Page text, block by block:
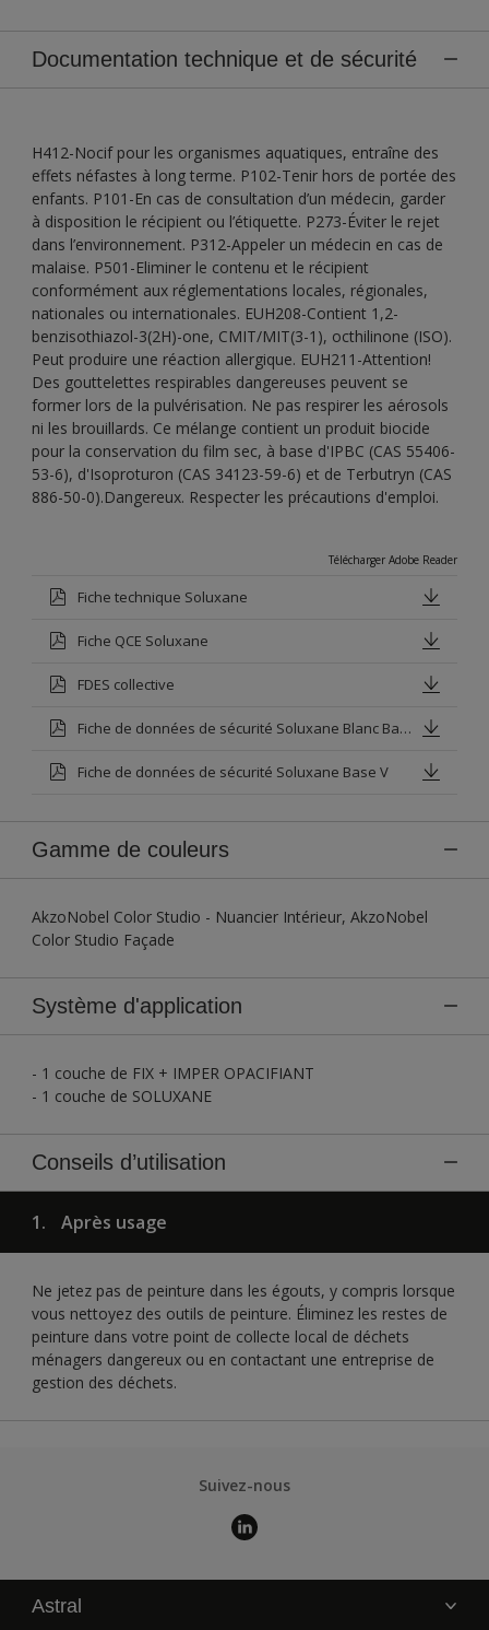
Documentation technique et de sécurité
H412-Nocif pour les organismes aquatiques, entraîne des
effets néfastes à long terme. P102-Tenir hors de portée des
enfants. P101-En cas de consultation d’un médecin, garder
à disposition le récipient ou l’étiquette. P273-Éviter le rejet
dans l’environnement. P312-Appeler un médecin en cas de
malaise. P501-Eliminer le contenu et le récipient
conformément aux réglementations locales, régionales,
nationales ou internationales. EUH208-Contient 1,2-
benzisothiazol-3(2H)-one, CMIT/MIT(3-1), octhilinone (ISO).
Peut produire une réaction allergique. EUH211-Attention!
Des gouttelettes respirables dangereuses peuvent se
former lors de la pulvérisation. Ne pas respirer les aérosols
ni les brouillards. Ce mélange contient un produit biocide
pour la conservation du film sec, à base d'IPBC (CAS 55406-
53-6), d'Isoproturon (CAS 34123-59-6) et de Terbutryn (CAS
886-50-0).Dangereux. Respecter les précautions d'emploi.
Télécharger Adobe Reader
Fiche technique Soluxane
Fiche QCE Soluxane
FDES collective
Fiche de données de sécurité Soluxane Blanc Base P
Fiche de données de sécurité Soluxane Base V
Gamme de couleurs
AkzoNobel Color Studio - Nuancier Intérieur, AkzoNobel
Color Studio Façade
Système d'application
- 1 couche de FIX + IMPER OPACIFIANT
- 1 couche de SOLUXANE
Conseils d’utilisation
1. Après usage
Ne jetez pas de peinture dans les égouts, y compris lorsque
vous nettoyez des outils de peinture. Éliminez les restes de
peinture dans votre point de collecte local de déchets
ménagers dangereux ou en contactant une entreprise de
gestion des déchets.
Suivez-nous
Astral